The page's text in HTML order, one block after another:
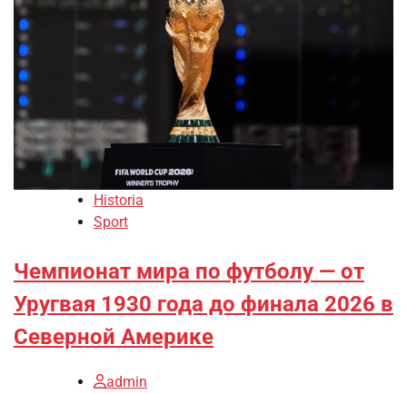
Historia
Sport
Чемпионат мира по футболу — от
Уругвая 1930 года до финала 2026 в
Северной Америке
admin